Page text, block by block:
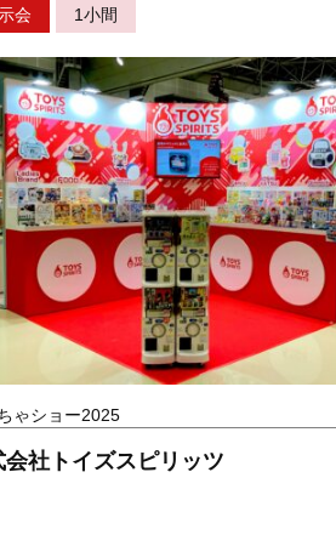
会 1小間
ゃショー2025
会社トイズスピリッツ